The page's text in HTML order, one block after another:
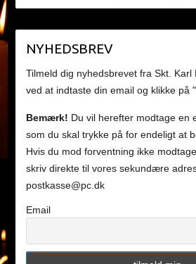
NYHEDSBREV
Tilmeld dig nyhedsbrevet fra Skt.
ved at indtaste din email og klikke på
Bemærk! Du vil herefter modtage en
som du skal trykke på for endeligt at
Hvis du mod forventning ikke
skriv direkte til vores sekundære
postkasse@pc.dk
Email